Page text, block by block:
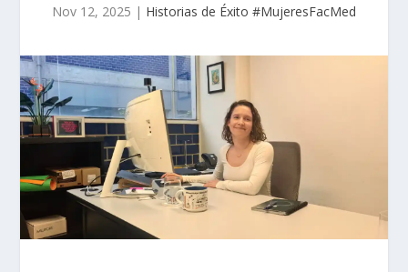
Nov 12, 2025 | Historias de Éxito #MujeresFacMed